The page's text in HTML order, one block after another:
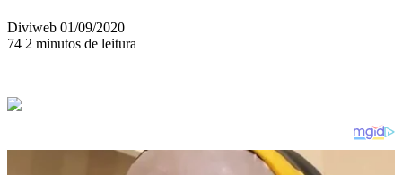
Diviweb Mande
um
01/09/2020
74 2 minutos de leitura